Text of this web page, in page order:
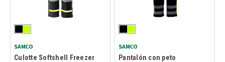
SAMCO
Culotte Softshell Freezer
SAMCO
Pantalón con peto